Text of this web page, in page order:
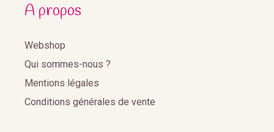
A propos
Webshop
Qui sommes-nous ?
Mentions légales
Conditions générales de vente